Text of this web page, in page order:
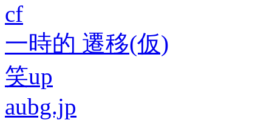
cf
一時的 遷移(仮)
笑up
aubg.jp